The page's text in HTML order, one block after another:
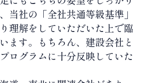
当社の「全社共通等級基準」
理解をしていただいた上で臨
ます。もちろん、建設会社と
ログラムに十分反映していた